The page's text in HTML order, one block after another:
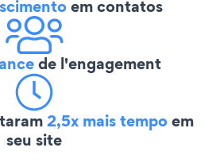
em contatos
de l'engagement
2,5x mais tempoem
seu site